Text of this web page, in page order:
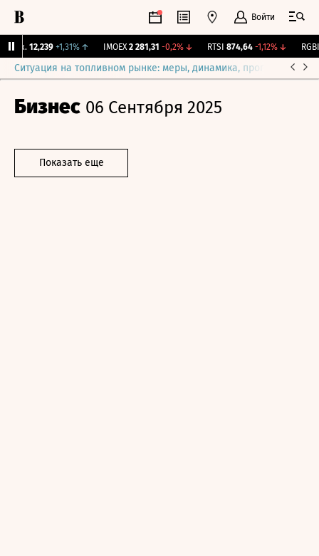
Войти
12,239 +1,31% ↑ IMOEX 2 281,31 -0,2%↓ RTSI 874,64 -1,12%↓ RGBI
Ситуация на топливном рынке: меры, динамика, прогнозы
Бизнес 06 Сентября 2025
Показать еще